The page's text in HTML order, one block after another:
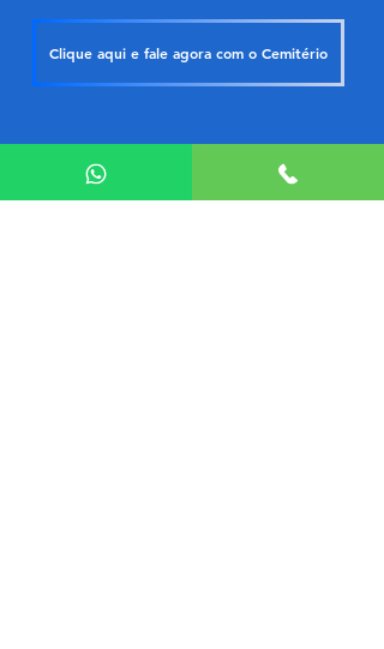
Clique aqui e fale agora com o Cemitério